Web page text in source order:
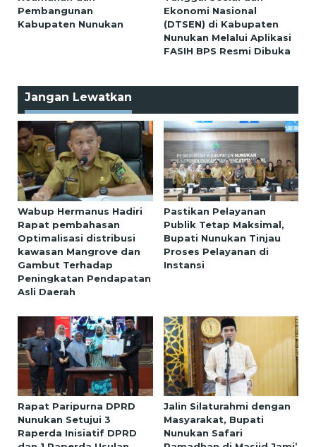
Pembangunan
Kabupaten Nunukan
Ekonomi Nasional
(DTSEN) di Kabupaten
Nunukan Melalui Aplikasi
FASIH BPS Resmi Dibuka
Jangan Lewatkan
Wabup Hermanus Hadiri
Rapat pembahasan
Optimalisasi distribusi
kawasan Mangrove dan
Gambut Terhadap
Peningkatan Pendapatan
Asli Daerah
Pastikan Pelayanan
Publik Tetap Maksimal,
Bupati Nunukan Tinjau
Proses Pelayanan di
Instansi
Rapat Paripurna DPRD
Nunukan Setujui 3
Raperda Inisiatif DPRD
Jalin Silaturahmi dengan
Masyarakat, Bupati
Nunukan Safari